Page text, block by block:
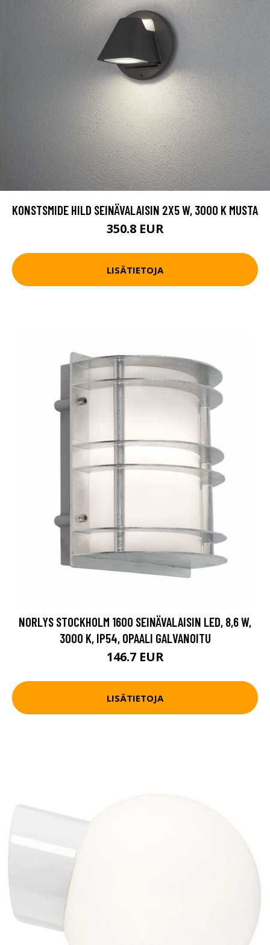
KONSTSMIDE HILD SEINÄVALAISIN 2X5 W, 3000 K MUSTA
350.8 EUR
LISÄTIETOJA
NORLYS STOCKHOLM 1600 SEINÄVALAISIN LED, 8,6 W,
3000 K, IP54, OPAALI GALVANOITU
146.7 EUR
LISÄTIETOJA